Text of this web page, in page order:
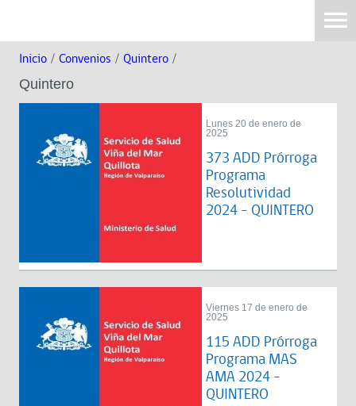
Inicio / Convenios / Quintero /
Quintero
Lunes 20 de enero de
2025
373 ADD Prórroga
Programa
Resolutividad
2024 - QUINTERO
Viernes 17 de enero de
2025
115 ADD Prórroga
Programa MAS
AMA 2024 -
QUINTERO